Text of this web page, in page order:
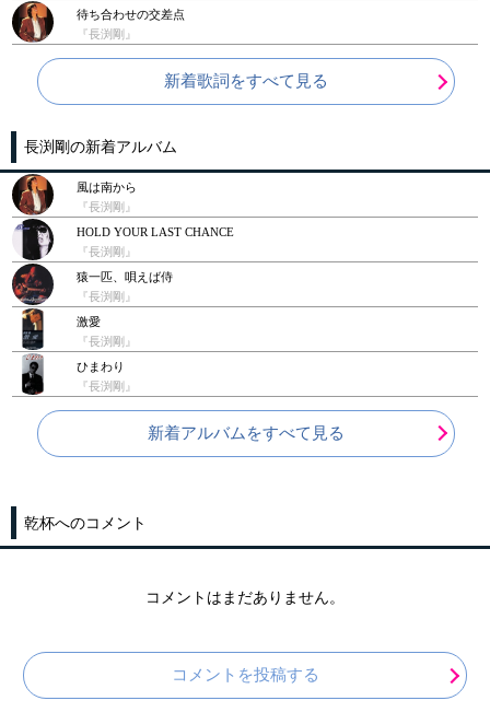
待ち合わせの交差点
『長渕剛』
新着歌詞をすべて見る
長渕剛の新着アルバム
風は南から
『長渕剛』
HOLD YOUR LAST CHANCE
『長渕剛』
猿一匹、唄えば侍
『長渕剛』
激愛
『長渕剛』
ひまわり
『長渕剛』
新着アルバムをすべて見る
乾杯へのコメント
コメントはまだありません。
コメントを投稿する